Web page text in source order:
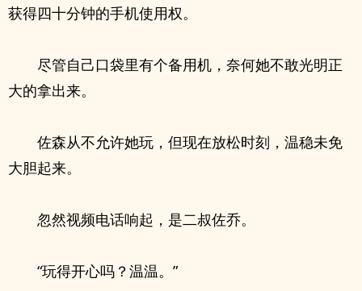
获得四十分钟的手机使用权。
尽管自己口袋里有个备用机，奈何她不敢光明正
大的拿出来。
佐森从不允许她玩，但现在放松时刻，温稳未免
大胆起来。
忽然视频电话响起，是二叔佐乔。
“玩得开心吗？温温。”